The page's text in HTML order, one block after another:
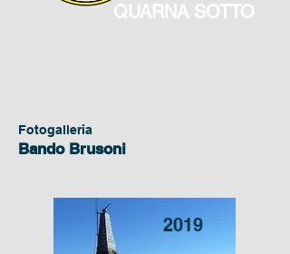
QUARNA SOTTO
Fotogalleria
Bando Brusoni
2019